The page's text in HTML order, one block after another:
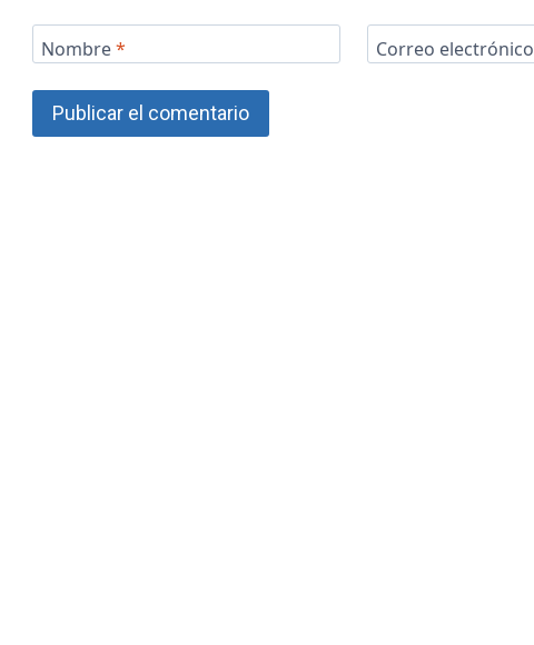
Nombre* Correo electrónico